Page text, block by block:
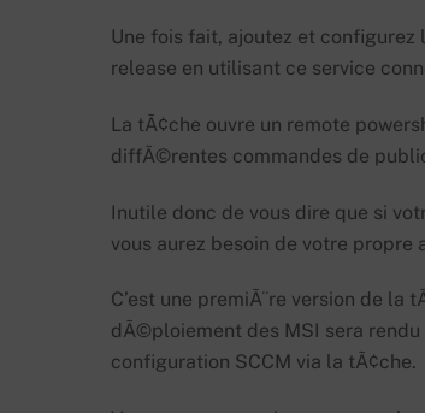
Une fois fait, ajoutez et
release en utilisant ce service
La tÃ¢che ouvre un remote
diffÃ©rentes commandes de
Inutile donc de vous dire que si
vous aurez besoin de votre propre
C’est une premiÃ¨re version de
dÃ©ploiement des MSI sera
configuration SCCM via la tÃ¢che.